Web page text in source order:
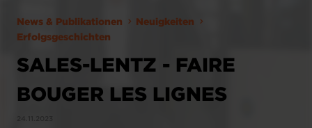
News & Publikationen
Neuigkeiten
Erfolgsgeschichten
SALES-LENTZ - FAIRE
BOUGER LES LIGNES